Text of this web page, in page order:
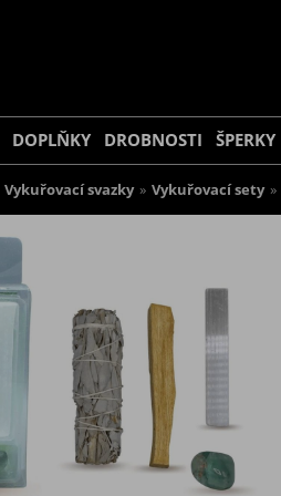
DOPLŇKY DROBNOSTI ŠPERKY
Vykuřovací svazky » Vykuřovací sety »